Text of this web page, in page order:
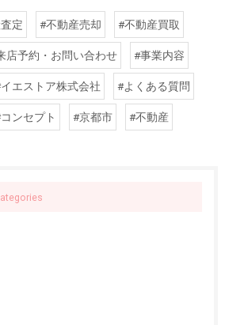
定 #不動産売却 #不動産買取
店予約・お問い合わせ #事業内容
エストア株式会社 #よくある質問
ンセプト #京都市 #不動産